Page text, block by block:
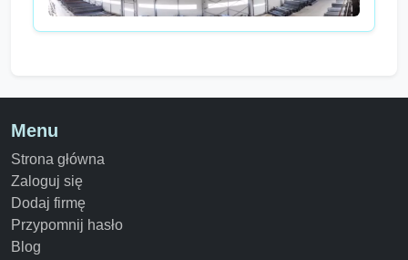
Menu
Strona główna
Zaloguj się
Dodaj firmę
Przypomnij hasło
Blog